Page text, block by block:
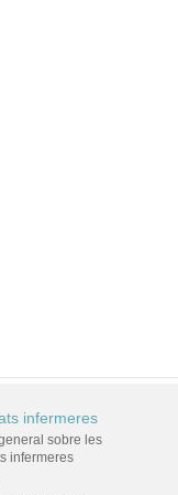
infermeres
sobre les
infermeres